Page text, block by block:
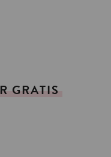
GRATIS